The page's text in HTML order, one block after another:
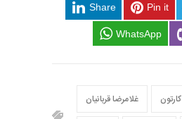
Share Pin it
WhatsApp
غلامرضا قربانیان کارتون